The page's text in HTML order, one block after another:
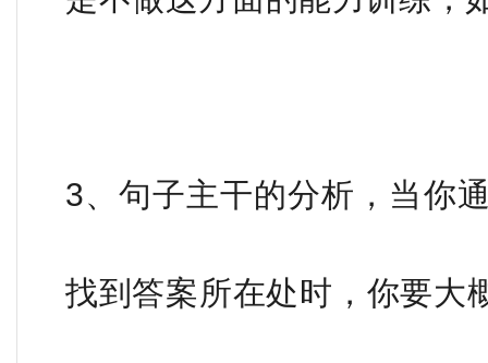
3、句子主干的分析，当你
找到答案所在处时，你要大